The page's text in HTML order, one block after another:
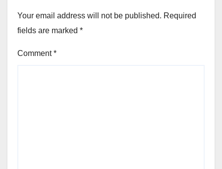
Your email address will not be published. Required
fields are marked *
Comment*